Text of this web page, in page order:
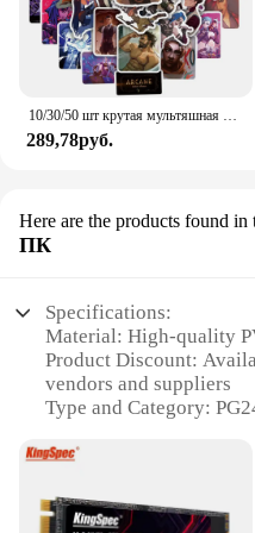
289,78руб.
Here are the products found in
ПК
Specifications:
Material: High-quality
Product Discount:
vendors and suppliers
Type and Category:
Design and Style:
Usage and Purpose:
peripherals and power